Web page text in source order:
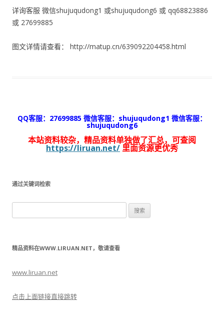
详询客服 微信shujuqudong1 或shujuqudong6 或 qq68823886
或 27699885
图文详情请查看： http://matup.cn/639092204458.html
QQ客服：27699885 微信客服：shujuqudong1 微信客服：
shujuqudong6
本站资料较杂，精品资料单独做了汇总，可查阅
https://liruan.net/ 里面资源更优秀
通过关键词检索
索：
精品资料在WWW.LIRUAN.NET，敬请查看
www.liruan.net
点击上面链接直接跳转